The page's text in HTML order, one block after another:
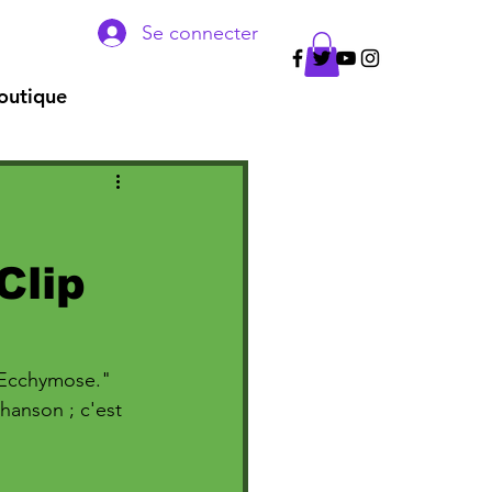
Se connecter
; c'est